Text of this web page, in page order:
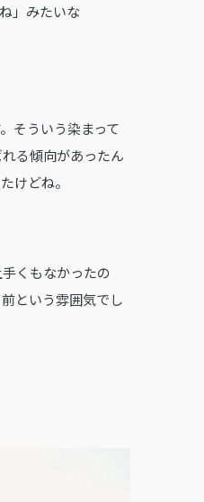
」みたいな
そういう染まって
る傾向があったん
けどね。
くもなかったの
という雰囲気でし